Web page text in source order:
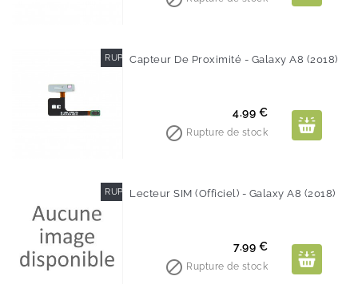
RUPTURE DE STOCK
Capteur De Proximité - Galaxy A8 (2018)
Prix
4.99 €
 Rupture de stock
RUPTURE DE STOCK
Lecteur SIM (Officiel) - Galaxy A8 (2018)
Prix
7.99 €
 Rupture de stock